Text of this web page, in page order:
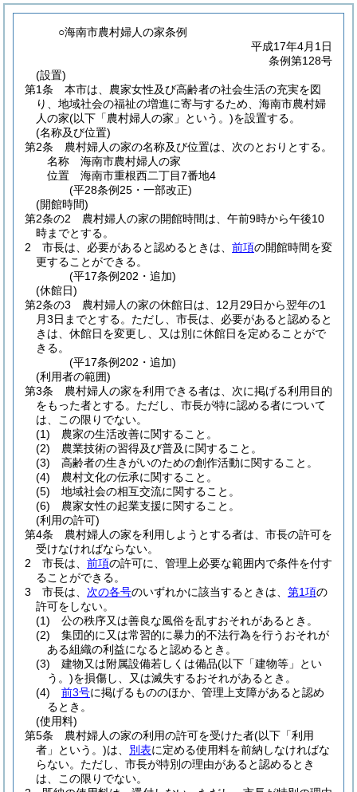
○海南市農村婦人の家条例
平成17年4月1日
条例第128号
(設置)
第1条
本市は、農家女性及び高齢者の社会生活の充実を図
り、地域社会の福祉の増進に寄与するため、海南市農村婦
人の家(以下「農村婦人の家」という。)を設置する。
(名称及び位置)
第2条
農村婦人の家の名称及び位置は、次のとおりとする。
名称 海南市農村婦人の家
位置 海南市重根西二丁目7番地4
(平28条例25・一部改正)
(開館時間)
第2条の2
農村婦人の家の開館時間は、午前9時から午後10
時までとする。
2
市長は、必要があると認めるときは、 前項の開館時間を変
更することができる。
(平17条例202・追加)
(休館日)
第2条の3
農村婦人の家の休館日は、12月29日から翌年の1
月3日までとする。 ただし、市長は、必要があると認めると
きは、休館日を変更し、又は別に休館日を定めることがで
きる。
(平17条例202・追加)
(利用者の範囲)
第3条
農村婦人の家を利用できる者は、次に掲げる利用目的
をもった者とする。 ただし、市長が特に認める者について
は、この限りでない。
(1)
農家の生活改善に関すること。
(2)
農業技術の習得及び普及に関すること。
(3)
高齢者の生きがいのための創作活動に関すること。
(4)
農村文化の伝承に関すること。
(5)
地域社会の相互交流に関すること。
(6)
農家女性の起業支援に関すること。
(利用の許可)
第4条
農村婦人の家を利用しようとする者は、市長の許可を
受けなければならない。
2
市長は、 前項の許可に、管理上必要な範囲内で条件を付す
ることができる。
3
市長は、 次の各号のいずれかに該当するときは、 第1項の
許可をしない。
(1)
公の秩序又は善良な風俗を乱すおそれがあるとき。
(2)
集団的に又は常習的に暴力的不法行為を行うおそれが
ある組織の利益になると認めるとき。
(3)
建物又は附属設備若しくは備品(以下「建物等」とい
う。)を損傷し、又は滅失するおそれがあるとき。
(4)
前3号に掲げるもののほか、管理上支障があると認め
るとき。
(使用料)
第5条
農村婦人の家の利用の許可を受けた者(以下「利用
者」という。)は、 別表に定める使用料を前納しなければな
らない。 ただし、市長が特別の理由があると認めるとき
は、この限りでない。